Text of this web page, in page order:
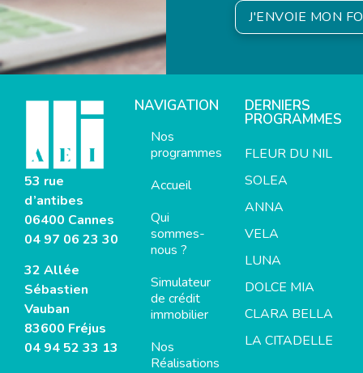
J'ENVOIE MON
53 rue
d’antibes
06400 Cannes
04 97 06 23 30
32 Allée
Sébastien
Vauban
83600 Fréjus
04 94 52 33 13
NAVIGATION
Nos
programmes
Accueil
Qui
sommes-
nous ?
Simulateur
de crédit
immobilier
Nos
Réalisations
DERNIERS
PROGRAMMES
FLEUR DU NIL
SOLEA
ANNA
VELA
LUNA
DOLCE MIA
CLARA BELLA
LA CITADELLE